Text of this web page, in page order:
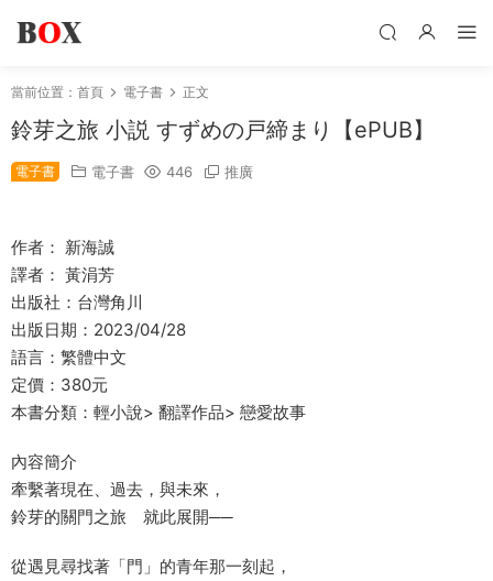
當前位置： 首頁 電子書 正文
鈴芽之旅 小説 すずめの戸締まり【ePUB】
電子書 電子書 446 推廣
作者： 新海誠
譯者： 黃涓芳
出版社：台灣角川
出版日期：2023/04/28
語言：繁體中文
定價：380元
本書分類：輕小說> 翻譯作品> 戀愛故事
內容簡介
牽繫著現在、過去，與未來，
鈴芽的關門之旅 就此展開──
從遇見尋找著「門」的青年那一刻起，